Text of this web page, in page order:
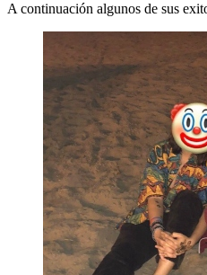
A continuación algunos de sus